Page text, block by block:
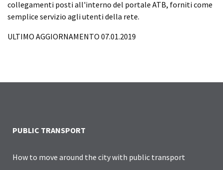
collegamenti posti all'interno del portale ATB, forniti come
semplice servizio agli utenti della rete.
ULTIMO AGGIORNAMENTO 07.01.2019
PUBLIC TRANSPORT
How to move around the city with public transport